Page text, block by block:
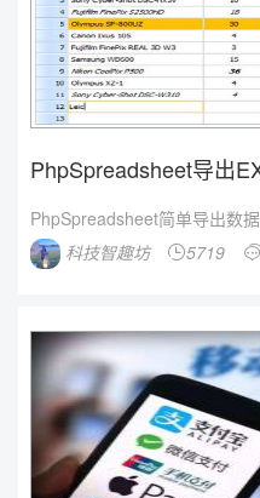
PhpSpreadsheet导出
PhpSpreadsheet简单导出数
科技智趣坊
5719